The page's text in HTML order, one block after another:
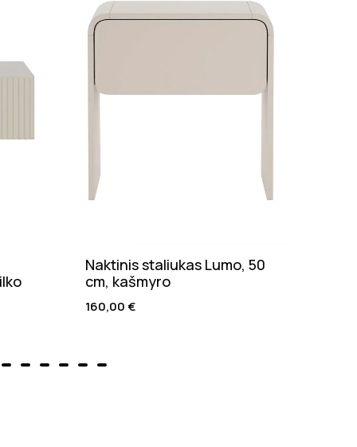
Naktinis staliukas Lumo, 50
cm, kašmyro
160,00€